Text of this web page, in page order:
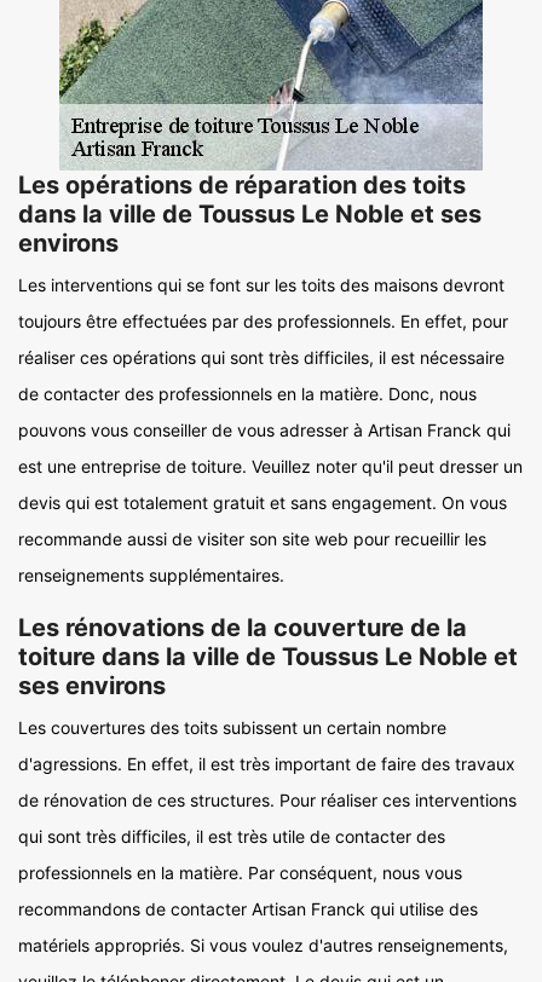
Les opérations de réparation des toits
dans la ville de Toussus Le Noble et ses
environs
Les interventions qui se font sur les toits des maisons devront
toujours être effectuées par des professionnels. En effet, pour
réaliser ces opérations qui sont très difficiles, il est nécessaire
de contacter des professionnels en la matière. Donc, nous
pouvons vous conseiller de vous adresser à Artisan Franck qui
est une entreprise de toiture. Veuillez noter qu'il peut dresser un
devis qui est totalement gratuit et sans engagement. On vous
recommande aussi de visiter son site web pour recueillir les
renseignements supplémentaires.
Les rénovations de la couverture de la
toiture dans la ville de Toussus Le Noble et
ses environs
Les couvertures des toits subissent un certain nombre
d'agressions. En effet, il est très important de faire des travaux
de rénovation de ces structures. Pour réaliser ces interventions
qui sont très difficiles, il est très utile de contacter des
professionnels en la matière. Par conséquent, nous vous
recommandons de contacter Artisan Franck qui utilise des
matériels appropriés. Si vous voulez d'autres renseignements,